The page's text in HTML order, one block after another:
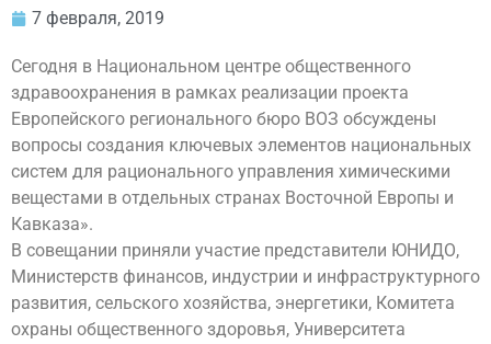
7 февраля, 2019
Сегодня в Национальном центре общественного
здравоохранения в рамках реализации проекта
Европейского регионального бюро ВОЗ обсуждены
вопросы создания ключевых элементов национальных
систем для рационального управления химическими
вещестами в отдельных странах Восточной Европы и
Кавказа».
В совещании приняли участие представители ЮНИДО,
Министерств финансов, индустрии и инфраструктурного
развития, сельского хозяйства, энергетики, Комитета
охраны общественного здоровья, Университета